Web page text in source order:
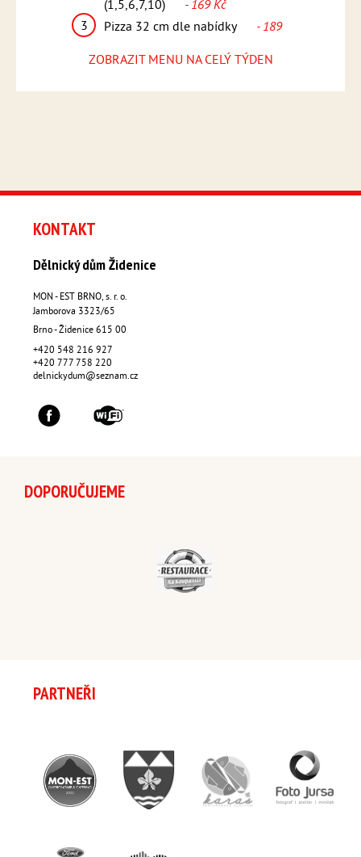
(1,5,6,7,10)
- 169 Kč
3
Pizza 32 cm dle nabídky
- 189
ZOBRAZIT MENU NA CELÝ TÝDEN
KONTAKT
Dělnický dům Židenice
MON - EST BRNO, s. r. o.
Jamborova 3323/65
Brno - Židenice 615 00
+420 548 216 927
+420 777 758 220
delnickydum@seznam.cz
DOPORUČUJEME
PARTNEŘI